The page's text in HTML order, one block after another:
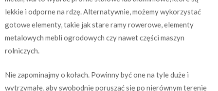
lekkie i odporne na rdzę. Alternatywnie, możemy wykorzystać
gotowe elementy, takie jak stare ramy rowerowe, elementy
metalowych mebli ogrodowych czy nawet części maszyn
rolniczych.
Nie zapominajmy o kołach. Powinny być one na tyle duże i
wytrzymałe, aby swobodnie poruszać się po nierównym terenie